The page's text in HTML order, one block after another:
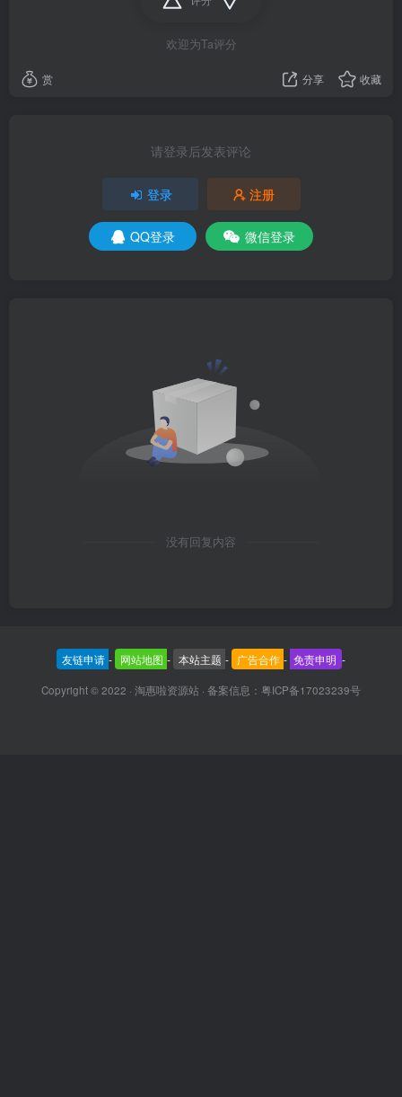
欢迎为Ta评分
赏 分享 收藏
请登录后发表评论
登录 注册
QQ登录 微信登录
没有回复内容
友链申请 - 网站地图 - 本站主题 - 广告合作 - 免责申明 -
Copyright © 2022 · 淘惠啦资源站 · 备案信息： 粤ICP备17023239号